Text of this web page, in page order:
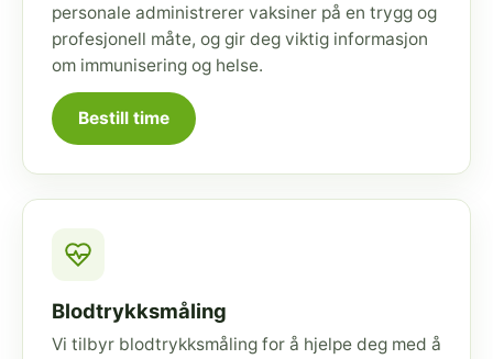
personale administrerer vaksiner på en trygg og
profesjonell måte, og gir deg viktig informasjon
om immunisering og helse.
Bestill time
Blodtrykksmåling
Vi tilbyr blodtrykksmåling for å hjelpe deg med å